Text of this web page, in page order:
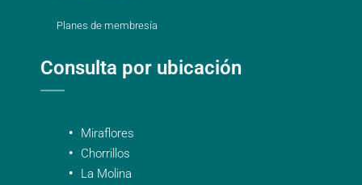
Planes de membresía
Consulta por ubicación
Miraflores
Chorrillos
La Molina